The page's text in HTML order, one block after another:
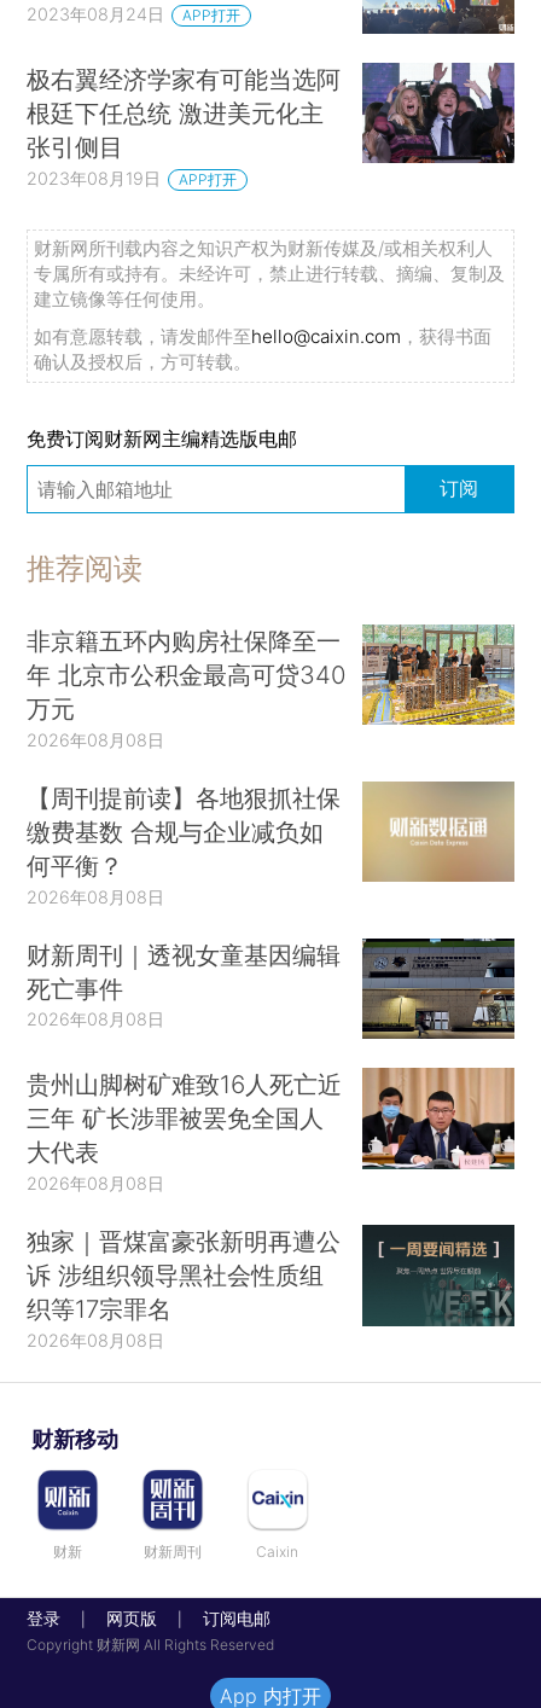
2023年08月24日 APP打开
极右翼经济学家有可能当选阿
根廷下任总统 激进美元化主
张引侧目
2023年08月19日 APP打开
财新网所刊载内容之知识产权为财新传媒及/或相关权利人
专属所有或持有。未经许可，禁止进行转载、摘编、复制及
建立镜像等任何使用。
如有意愿转载，请发邮件至hello@caixin.com ，获得书面
确认及授权后，方可转载。
免费订阅财新网主编精选版电邮
订阅
推荐阅读
非京籍五环内购房社保降至一
年 北京市公积金最高可贷340
万元
2026年08月08日
【周刊提前读】各地狠抓社保
缴费基数 合规与企业减负如
何平衡？
2026年08月08日
财新周刊｜透视女童基因编辑
死亡事件
2026年08月08日
贵州山脚树矿难致16人死亡近
三年 矿长涉罪被罢免全国人
大代表
2026年08月08日
独家｜晋煤富豪张新明再遭公
诉 涉组织领导黑社会性质组
织等17宗罪名
2026年08月08日
财新移动
财新 财新周刊 Caixin
登录 网页版 订阅电邮
Copyright 财新网 All Rights Reserved
App 内打开